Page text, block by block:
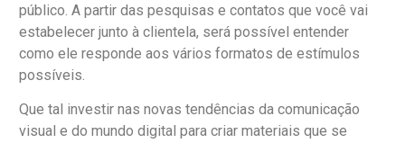
público. A partir das pesquisas e contatos que você vai
estabelecer junto à clientela, será possível entender
como ele responde aos vários formatos de estímulos
possíveis.
Que tal investir nas novas tendências da comunicação
visual e do mundo digital para criar materiais que se